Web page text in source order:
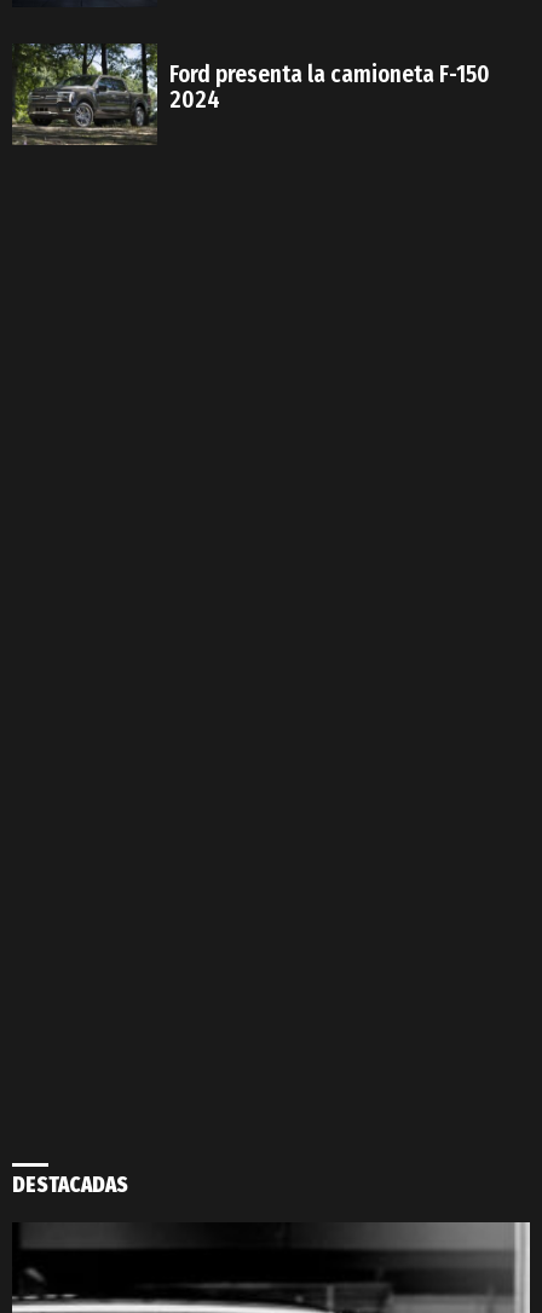
Ford presenta la camioneta F-150
2024
DESTACADAS